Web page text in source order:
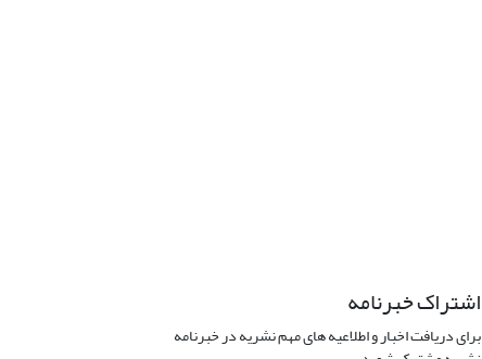
اشتراک خبرنامه
برای دریافت اخبار و اطلاعیه های مهم نشریه در خبرنامه